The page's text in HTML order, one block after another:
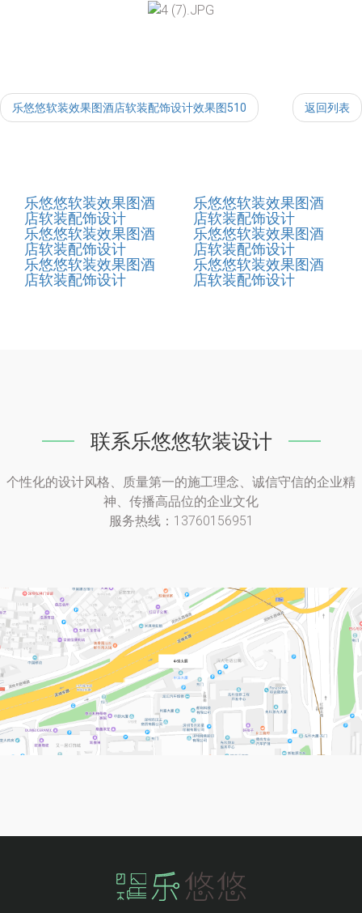
乐悠悠软装效果图酒店软装配饰设计效果图510 返回列表
乐悠悠软装效果图酒
店软装配饰设计
乐悠悠软装效果图酒
店软装配饰设计
乐悠悠软装效果图酒
店软装配饰设计
乐悠悠软装效果图酒
店软装配饰设计
乐悠悠软装效果图酒
店软装配饰设计
乐悠悠软装效果图酒
店软装配饰设计
联系乐悠悠软装设计
个性化的设计风格、质量第一的施工理念、诚信守信的企业精
神、传播高品位的企业文化
服务热线：13760156951